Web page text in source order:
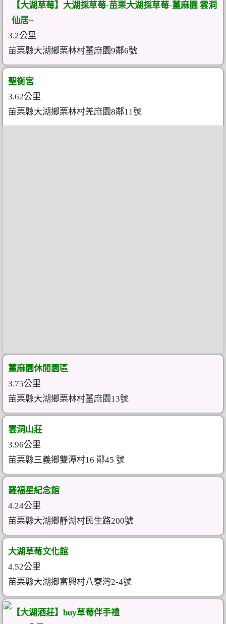
【大湖草莓】大湖採草莓-苗栗大湖採草莓-薑麻園 雲洞
仙居~
3.2公里
苗栗縣大湖鄉栗林村薑麻園9鄰6號
聖衡宮
3.62公里
苗栗縣大湖鄉栗林村羌麻園8鄰11號
薑麻園休閒園區
3.75公里
苗栗縣大湖鄉栗林村薑麻園13號
雲洞山莊
3.96公里
苗栗縣三義鄉雙潭村16 鄰45 號
羅福星紀念館
4.24公里
苗栗縣大湖鄉靜湖村民生路200號
大湖草莓文化館
4.52公里
苗栗縣大湖鄉富興村八寮灣2-4號
【大湖酒莊】buy草莓伴手禮